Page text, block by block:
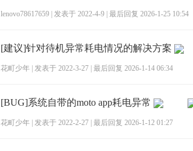
lenovo78617659 发表于 2022-4-9 最后回复 2026-1-25 10:54
[建议]针对待机异常耗电情况的解决方案
花町少年 发表于 2022-3-27 最后回复 2026-1-14 06:34
[BUG]系统自带的moto app耗电异常
花町少年 发表于 2022-2-27 最后回复 2026-1-12 01:27